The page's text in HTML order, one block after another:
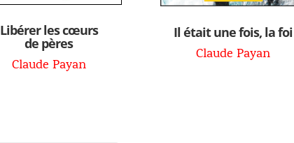
Libérer les cœurs
de pères
Claude Payan
Il était une fois, la foi
Claude Payan